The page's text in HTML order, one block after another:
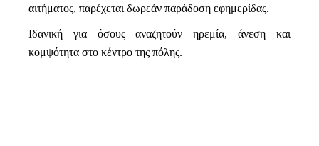
αιτήματος, παρέχεται δωρεάν παράδοση εφημερίδας.
Ιδανική για όσους αναζητούν ηρεμία, άνεση και
κομψότητα στο κέντρο της πόλης.